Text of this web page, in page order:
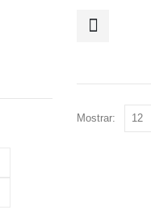
Mostrar: